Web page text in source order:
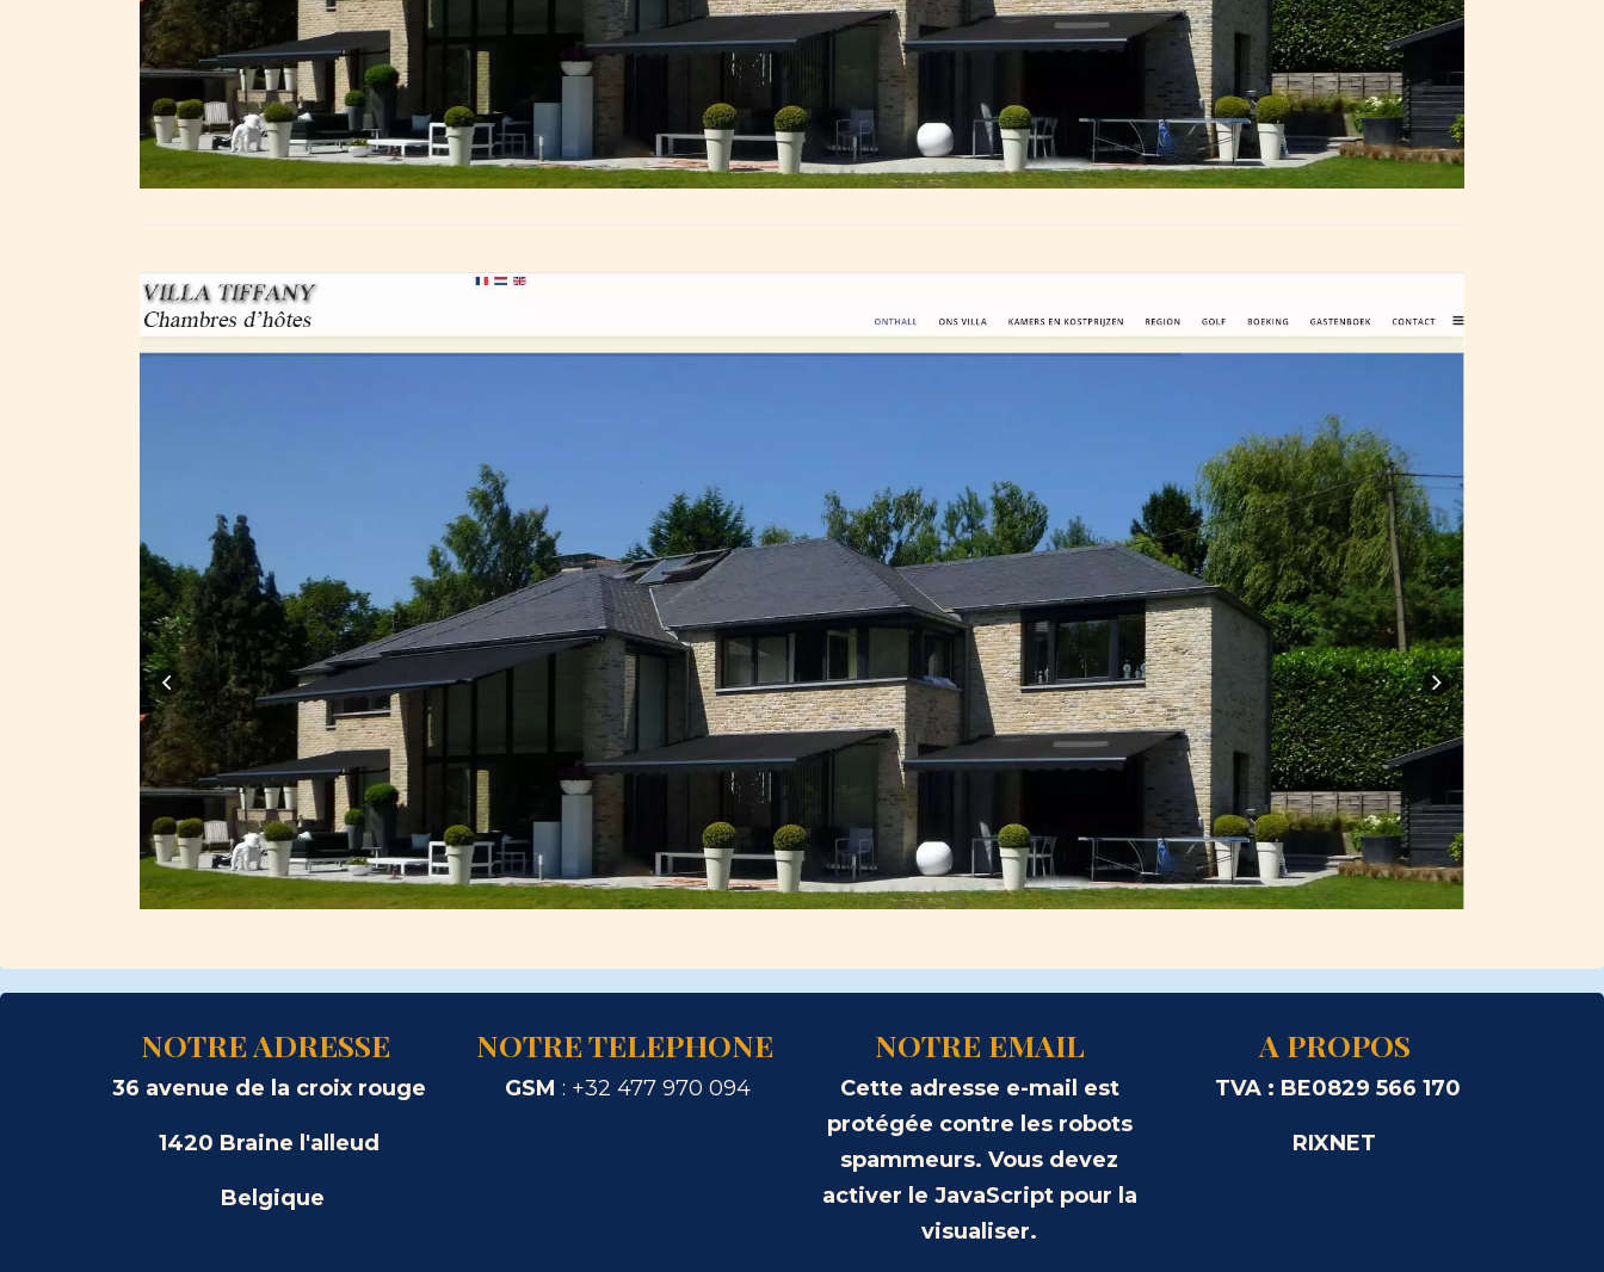
NOTRE ADRESSE
36 avenue de la croix rouge
1420 Braine l'alleud
Belgique
NOTRE TELEPHONE
GSM : +32 477 970 094
NOTRE EMAIL
Cette adresse e-mail est
protégée contre les robots
spammeurs. Vous devez
activer le JavaScript pour la
visualiser.
A PROPOS
TVA : BE0829 566 170
RIXNET